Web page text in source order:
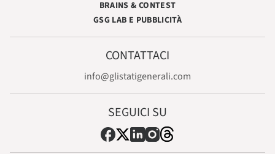
BRAINS & CONTEST
GSG LAB E PUBBLICITÀ
CONTATTACI
info@glistatigenerali.com
SEGUICI SU